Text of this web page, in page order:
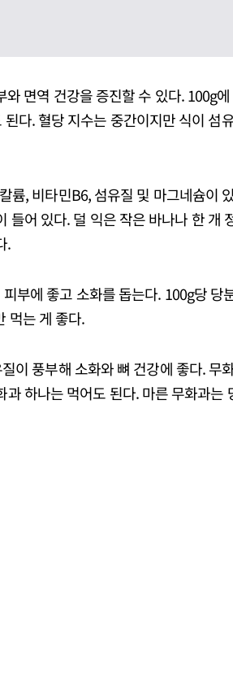
면역 건강을 증진할 수 있다. 100g
다. 혈당 지수는 중간이지만 식이 섬
륨, 비타민B6, 섬유질 및 마그네슘이 있
들어 있다. 덜 익은 작은 바나나 한 개
.
부에 좋고 소화를 돕는다. 100g당 당
먹는 게 좋다.
이 풍부해 소화와 뼈 건강에 좋다. 무
하나는 먹어도 된다. 마른 무화과는